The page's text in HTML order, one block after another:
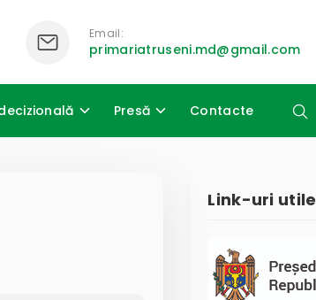
Email:
primariatruseni.md@gmail.com
Presă Contacte
Link-uri utile